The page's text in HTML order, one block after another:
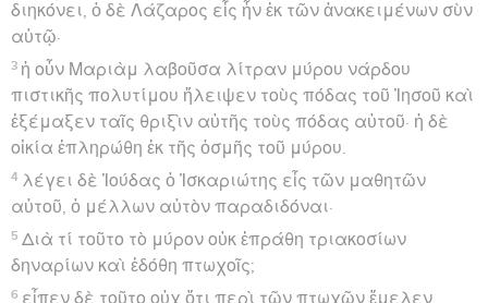
διηκόνει, ὁ δὲ Λάζαρος εἷς ἦν ἐκ τῶν ἀνακειμένων σὺν
αὐτῷ·
3 ἡ οὖν Μαριὰμ λαβοῦσα λίτραν μύρου νάρδου
πιστικῆς πολυτίμου ἤλειψεν τοὺς πόδας τοῦ Ἰησοῦ καὶ
ἐξέμαξεν ταῖς θριξὶν αὐτῆς τοὺς πόδας αὐτοῦ· ἡ δὲ
οἰκία ἐπληρώθη ἐκ τῆς ὀσμῆς τοῦ μύρου.
4 λέγει δὲ Ἰούδας ὁ Ἰσκαριώτης εἷς τῶν μαθητῶν
αὐτοῦ, ὁ μέλλων αὐτὸν παραδιδόναι·
5 Διὰ τί τοῦτο τὸ μύρον οὐκ ἐπράθη τριακοσίων
δηναρίων καὶ ἐδόθη πτωχοῖς;
6 εἶπεν δὲ τοῦτο οὐχ ὅτι περὶ τῶν πτωχῶν ἔμελεν